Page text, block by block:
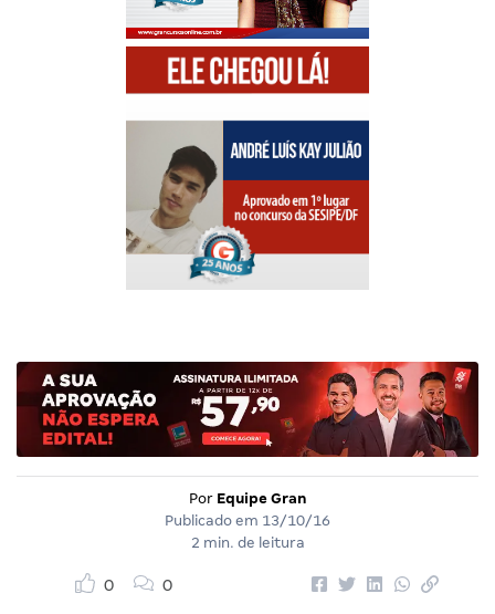
Por Equipe Gran
Publicado em 13/10/16
2 min. de leitura
0 0